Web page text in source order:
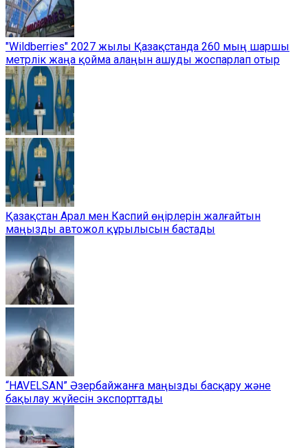
"Wildberries" 2027 жылы Қазақстанда 260 мың шаршы
метрлік жаңа қойма алаңын ашуды жоспарлап отыр
Қазақстан Арал мен Каспий өңірлерін жалғайтын
маңызды автожол құрылысын бастады
“HAVELSAN” Әзербайжанға маңызды басқару және
бақылау жүйесін экспорттады